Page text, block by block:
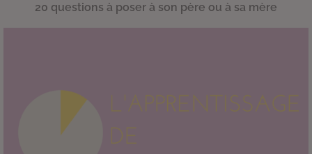
20 questions à poser à son père ou à sa mère